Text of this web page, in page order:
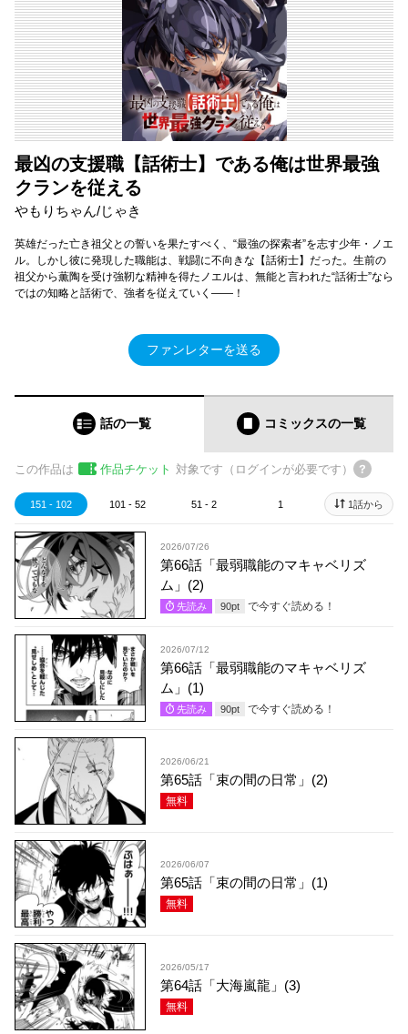
最凶の支援職【話術士】である俺は世界最強
クランを従える
やもりちゃん/じゃき
英雄だった亡き祖父との誓いを果たすべく、“最強の探索者”を志す少年・ノエ
ル。しかし彼に発現した職能は、戦闘に不向きな【話術士】だった。生前の
祖父から薫陶を受け強靭な精神を得たノエルは、無能と言われた“話術士”なら
ではの知略と話術で、強者を従えていく――！
ファンレターを送る
話の一覧 コミックスの一覧
この作品は 作品チケット 対象です（ログインが必要です）
151 - 102 101 - 52 51 - 2 1 1話から
2026/07/26
第66話「最弱職能のマキャベリズ
ム」(2)
先読み 90pt で今すぐ読める！
2026/07/12
第66話「最弱職能のマキャベリズ
ム」(1)
先読み 90pt で今すぐ読める！
2026/06/21
第65話「束の間の日常」(2)
無料
2026/06/07
第65話「束の間の日常」(1)
無料
2026/05/17
第64話「大海嵐龍」(3)
無料